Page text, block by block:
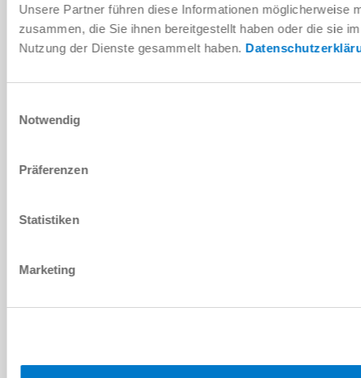
Unsere Partner führen diese Informationen möglicherweise
zusammen, die Sie ihnen bereitgestellt haben oder die sie
Nutzung der Dienste gesammelt haben.
Notwendig
Präferenzen
Statistiken
Marketing
IO-Link
LWR50F-00-05-A